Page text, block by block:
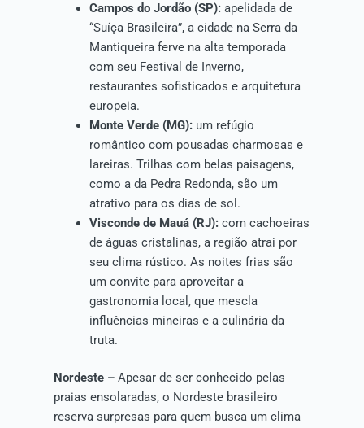
Campos do Jordão (SP):apelidada de
“Suíça Brasileira”, a cidade na Serra da
Mantiqueira ferve na alta temporada
com seu Festival de Inverno,
restaurantes sofisticados e arquitetura
europeia.
Monte Verde (MG):um refúgio
romântico com pousadas charmosas e
lareiras. Trilhas com belas paisagens,
como a da Pedra Redonda, são um
atrativo para os dias de sol.
Visconde de Mauá (RJ):com cachoeiras
de águas cristalinas, a região atrai por
seu clima rústico. As noites frias são
um convite para aproveitar a
gastronomia local, que mescla
influências mineiras e a culinária da
truta.
Nordeste – Apesar de ser conhecido pelas
praias ensolaradas, o Nordeste brasileiro
reserva surpresas para quem busca um clima